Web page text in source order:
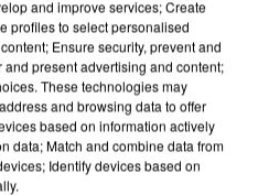
and improve services; Create
profiles to select personalised
Ensure security, prevent and
present advertising and content;
These technologies may
and browsing data to offer
based on information actively
data; Match and combine data from
Identify devices based on